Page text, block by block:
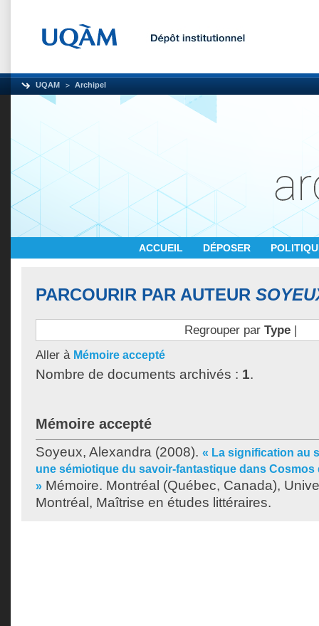
UQAM Archipel
ACCUEIL DÉPOSER
PARCOURIR PAR AUTEUR
Regrouper par Type|
Aller à Mémoire accepté
Nombre de documents archivés : 1.
Mémoire accepté
Soyeux, Alexandra (2008). « La signification au
une sémiotique du savoir-fantastique dans Cosmos
» Mémoire. Montréal (Québec, Canada),
Montréal, Maîtrise en études littéraires.